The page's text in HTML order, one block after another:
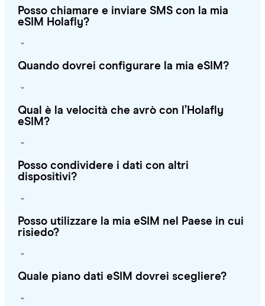
Posso chiamare e inviare SMS con la mia
eSIM Holafly?
Quando dovrei configurare la mia eSIM?
Qual è la velocità che avrò con l’Holafly
eSIM?
Posso condividere i dati con altri
dispositivi?
Posso utilizzare la mia eSIM nel Paese in cui
risiedo?
Quale piano dati eSIM dovrei scegliere?